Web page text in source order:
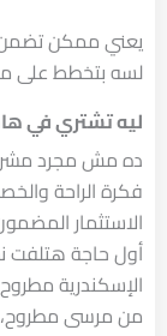
يعني ممكن
لسه بتخطط على
ليه تشتري في
ده مش مجرد
فكرة الراحة
الاستثمار
الإسكندرية
من مرسى